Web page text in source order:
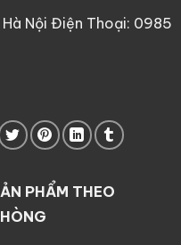
Hà Nội Điện Thoại: 0985
PHẨM THEO